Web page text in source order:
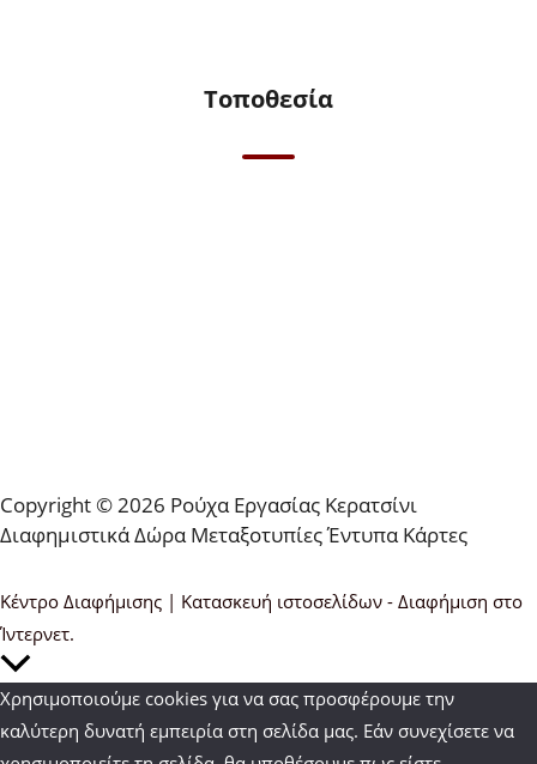
Τοποθεσία
Copyright © 2026 Ρούχα Εργασίας Κερατσίνι
Διαφημιστικά Δώρα Μεταξοτυπίες Έντυπα Κάρτες
Κέντρο Διαφήμισης | Κατασκευή ιστοσελίδων - Διαφήμιση στο
Ίντερνετ.
στην
κορυφή
Χρησιμοποιούμε cookies για να σας προσφέρουμε την
καλύτερη δυνατή εμπειρία στη σελίδα μας. Εάν συνεχίσετε να